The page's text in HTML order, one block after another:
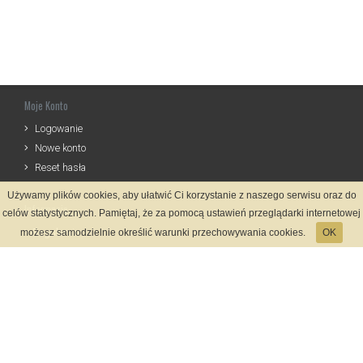
Moje Konto
Logowanie
Nowe konto
Reset hasła
Informacje
Regulamin
Używamy plików cookies, aby ułatwić Ci korzystanie z naszego serwisu oraz do
celów statystycznych. Pamiętaj, że za pomocą ustawień przeglądarki internetowej
możesz samodzielnie określić warunki przechowywania cookies.
OK